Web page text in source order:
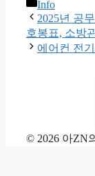
카
테
고
리
Info
2025년 공
호봉표, 소방
에어컨 전
© 2026 아ZN